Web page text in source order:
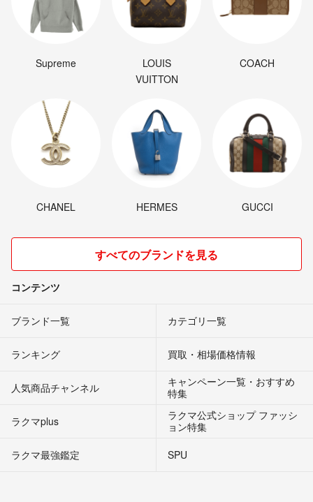
Supreme
LOUIS
VUITTON
COACH
CHANEL HERMES GUCCI
すべてのブランドを見る
コンテンツ
ブランド一覧 カテゴリ一覧
ランキング 買取・相場価格情報
人気商品チャンネル
キャンペーン一覧・おすすめ
特集
ラクマplus
ラクマ公式ショップ ファッシ
ョン特集
ラクマ最強鑑定
SPU